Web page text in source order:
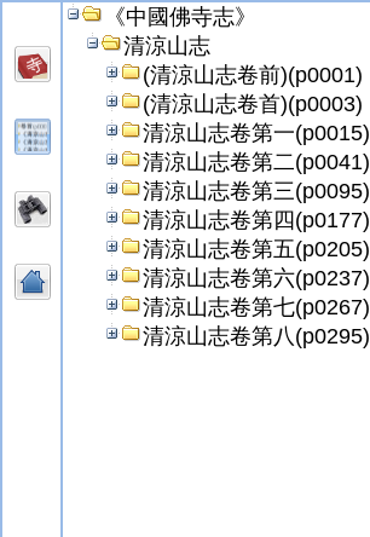
《中國佛寺志》
清涼山志
(清涼山志卷前)(p0001)
(清涼山志卷首)(p0003)
清涼山志卷第一(p0015)
清涼山志卷第二(p0041)
清涼山志卷第三(p0095)
清涼山志卷第四(p0177)
清涼山志卷第五(p0205)
清涼山志卷第六(p0237)
清涼山志卷第七(p0267)
清涼山志卷第八(p0295)